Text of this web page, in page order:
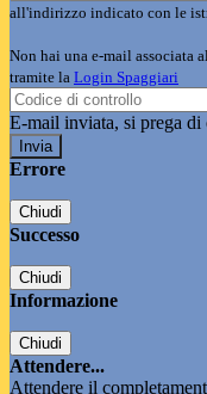
all'indirizzo indicato con le
Non hai una e-mail associata
tramite la Login Spaggiari
E-mail inviata, si prega di
Errore
Chiudi
Successo
Chiudi
Informazione
Chiudi
Attendere...
Attendere il